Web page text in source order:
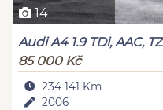
14
Audi A4 1.9 TDi, AAC, TZ
85 000 Kč
234 141 Km
2006